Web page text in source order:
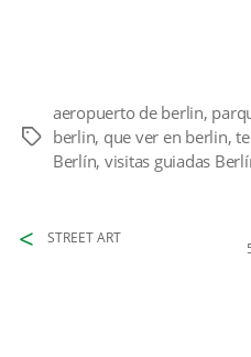
Etiquetas
aeropuerto de berlin,
berlin, que ver en berlin,
Berlín, visitas guiadas
STREET ART